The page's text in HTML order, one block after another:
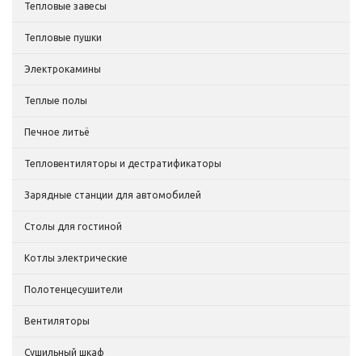
Тепловые завесы
Тепловые пушки
Электрокамины
Теплые полы
Печное литьё
Тепловентиляторы и дестратификаторы
Зарядные станции для автомобилей
Столы для гостиной
Котлы электрические
Полотенцесушители
Вентиляторы
Сушильный шкаф